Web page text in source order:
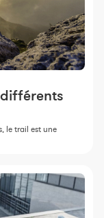
le trail est une